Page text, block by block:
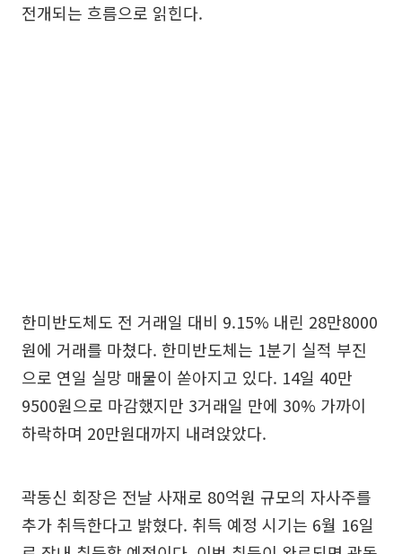
전개되는 흐름으로 읽힌다.
한미반도체도 전 거래일 대비 9.15% 내린 28만8000
원에 거래를 마쳤다. 한미반도체는 1분기 실적 부진
으로 연일 실망 매물이 쏟아지고 있다. 14일 40만
9500원으로 마감했지만 3거래일 만에 30% 가까이
하락하며 20만원대까지 내려앉았다.
곽동신 회장은 전날 사재로 80억원 규모의 자사주를
추가 취득한다고 밝혔다. 취득 예정 시기는 6월 16일